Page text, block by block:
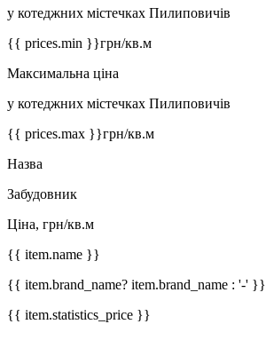
у котеджних містечках Пилиповичів
{{ prices.min }}грн/кв.м
Максимальна ціна
у котеджних містечках Пилиповичів
{{ prices.max }}грн/кв.м
Назва
Забудовник
Ціна, грн/кв.м
{{ item.name }}
{{ item.brand_name? item.brand_name : '-' }}
{{ item.statistics_price }}